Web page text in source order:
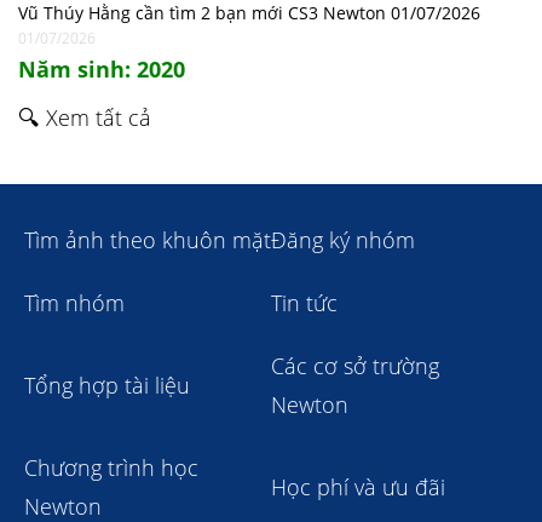
Vũ Thúy Hằng cần tìm 2 bạn mới CS3 Newton 01/07/2026
01/07/2026
Năm sinh: 2020
🔍 Xem tất cả
Tìm ảnh theo khuôn mặtĐăng ký nhóm
Tìm nhóm Tin tức
Tổng hợp tài liệu
Các cơ sở trường
Newton
Chương trình học
Newton
Học phí và ưu đãi